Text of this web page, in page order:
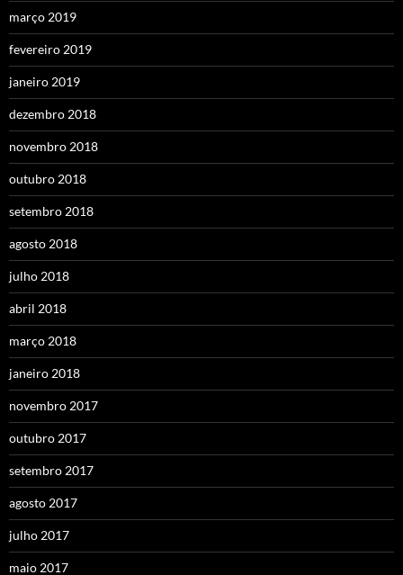
março 2019
fevereiro 2019
janeiro 2019
dezembro 2018
novembro 2018
outubro 2018
setembro 2018
agosto 2018
julho 2018
abril 2018
março 2018
janeiro 2018
novembro 2017
outubro 2017
setembro 2017
agosto 2017
julho 2017
maio 2017